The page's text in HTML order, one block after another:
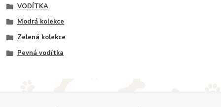
VODÍTKA
Modrá kolekce
Zelená kolekce
Pevná vodítka